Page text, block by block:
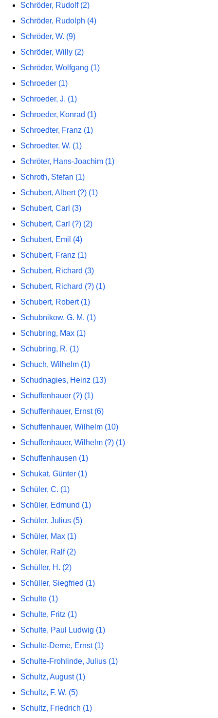
Schröder, Rudolf (2)
Schröder, Rudolph (4)
Schröder, W. (9)
Schröder, Willy (2)
Schröder, Wolfgang (1)
Schroeder (1)
Schroeder, J. (1)
Schroeder, Konrad (1)
Schroedter, Franz (1)
Schroedter, W. (1)
Schröter, Hans-Joachim (1)
Schroth, Stefan (1)
Schubert, Albert (?) (1)
Schubert, Carl (3)
Schubert, Carl (?) (2)
Schubert, Emil (4)
Schubert, Franz (1)
Schubert, Richard (3)
Schubert, Richard (?) (1)
Schubert, Robert (1)
Schubnikow, G. M. (1)
Schubring, Max (1)
Schubring, R. (1)
Schuch, Wilhelm (1)
Schudnagies, Heinz (13)
Schuffenhauer (?) (1)
Schuffenhauer, Ernst (6)
Schuffenhauer, Wilhelm (10)
Schuffenhauer, Wilhelm (?) (1)
Schuffenhausen (1)
Schukat, Günter (1)
Schüler, C. (1)
Schüler, Edmund (1)
Schüler, Julius (5)
Schüler, Max (1)
Schüler, Ralf (2)
Schüller, H. (2)
Schüller, Siegfried (1)
Schulte (1)
Schulte, Fritz (1)
Schulte, Paul Ludwig (1)
Schulte-Derne, Ernst (1)
Schulte-Frohlinde, Julius (1)
Schultz, August (1)
Schultz, F. W. (5)
Schultz, Friedrich (1)